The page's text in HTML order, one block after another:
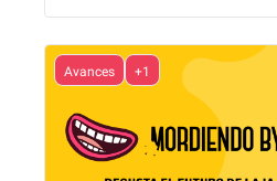
Avances +1